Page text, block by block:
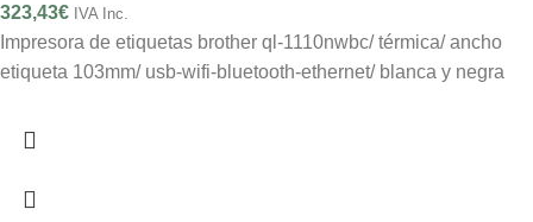
323,43€ IVA Inc.
Impresora de etiquetas brother ql-1110nwbc/ térmica/ ancho
etiqueta 103mm/ usb-wifi-bluetooth-ethernet/ blanca y negra